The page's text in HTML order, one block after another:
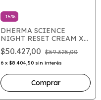
-15%
DHERMA SCIENCE
NIGHT RESET CREAM X
50 GRS
$50.427,00 $59.325,00
6 x $8.404,50 sin interés